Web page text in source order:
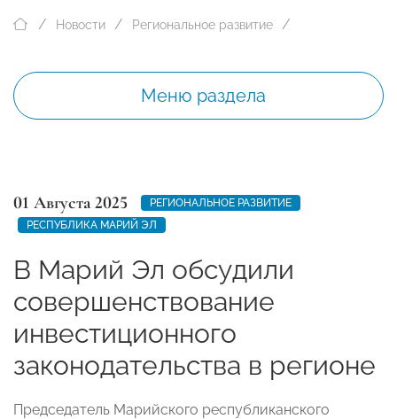
Новости Региональное развитие
Меню раздела
01 Августа 2025
РЕГИОНАЛЬНОЕ РАЗВИТИЕ
РЕСПУБЛИКА МАРИЙ ЭЛ
В Марий Эл обсудили
совершенствование
инвестиционного
законодательства в регионе
Председатель Марийского республиканского